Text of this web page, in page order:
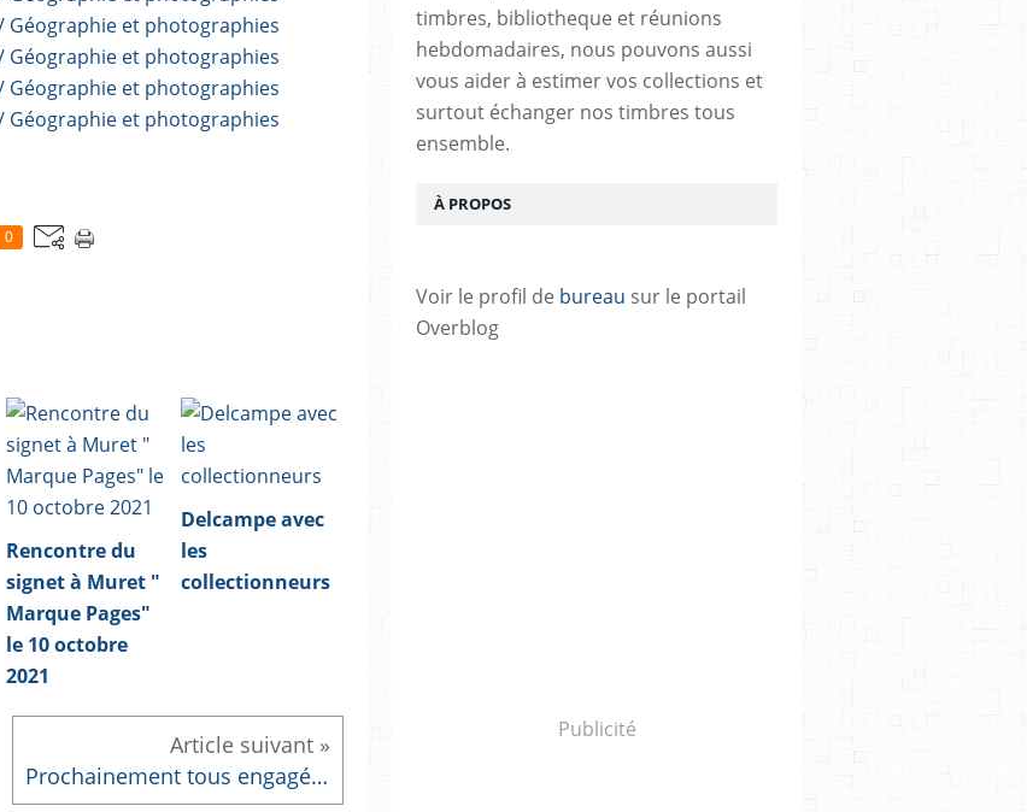
0
Rencontre du
signet à Muret "
Marque Pages"
le 10 octobre
2021
Delcampe avec
les
collectionneurs
Prochainement tous engagés en carnet
timbres, bibliotheque et réunions
hebdomadaires, nous pouvons aussi
vous aider à estimer vos collections et
surtout échanger nos timbres tous
ensemble.
À PROPOS
Voir le profil de bureau sur le portail
Overblog
Publicité